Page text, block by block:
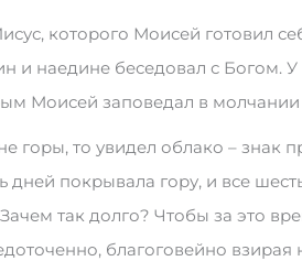
ко­то­ро­го Мо­и­сей го­то­вил
и на­еди­не бе­се­до­вал с Бо­гом.
Мо­и­сей за­по­ве­дал в мол­ча­нии
го­ры, то уви­дел об­ла­ко – знак
по­кры­ва­ла го­ру, и все
так дол­го? Что­бы за это
бла­го­го­вей­но